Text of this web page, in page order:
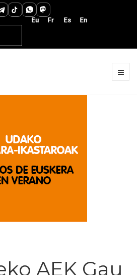
AEK Gau